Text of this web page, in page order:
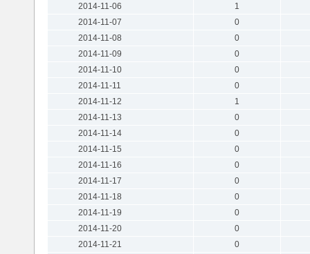
2014-11-06
1
2014-11-07
0
2014-11-08
0
2014-11-09
0
2014-11-10
0
2014-11-11
0
2014-11-12
1
2014-11-13
0
2014-11-14
0
2014-11-15
0
2014-11-16
0
2014-11-17
0
2014-11-18
0
2014-11-19
0
2014-11-20
0
2014-11-21
0